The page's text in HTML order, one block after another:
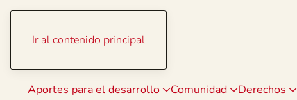
Ir al contenido principal
Aportes para el desarrollo Comunidad Derechos